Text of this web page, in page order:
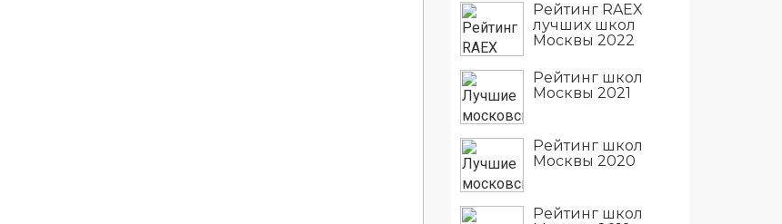
Рейтинг RAEX
лучших школ
Москвы 2022
Рейтинг школ
Москвы 2021
Рейтинг школ
Москвы 2020
Рейтинг школ